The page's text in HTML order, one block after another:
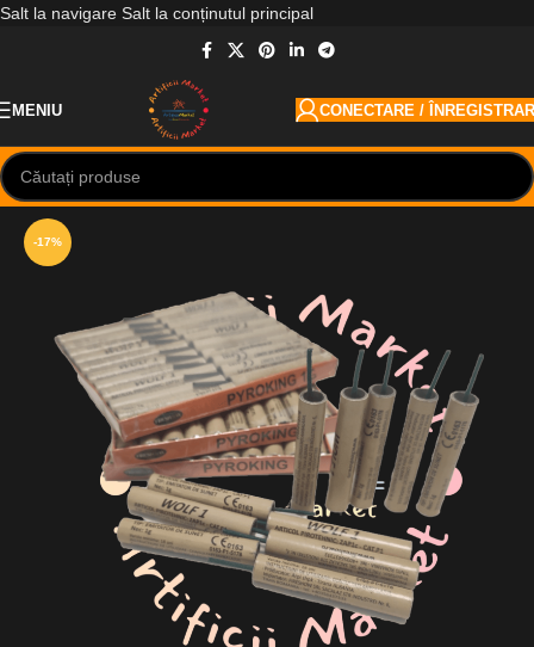
Salt la navigare Salt la conținutul principal
MENIU CONECTARE /
-17%